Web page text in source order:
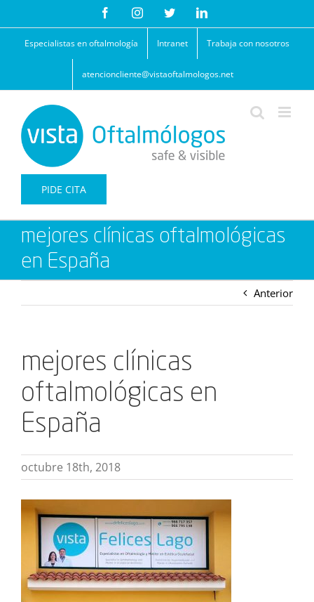
contenido
FacebookInstagramTwitterLinkedIn
Especialistas en oftalmología Intranet Trabaja con nosotros
atencioncliente@vistaoftalmologos.net
PIDE CITA
mejores clínicas oftalmológicas
en España
Anterior
mejores clínicas
oftalmológicas en
España
octubre 18th, 2018